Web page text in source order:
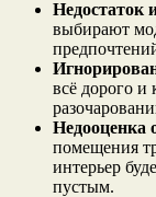
Недостаток
выбирают
всё дорого и
Недооценка
помещения
интерьер
пустым.